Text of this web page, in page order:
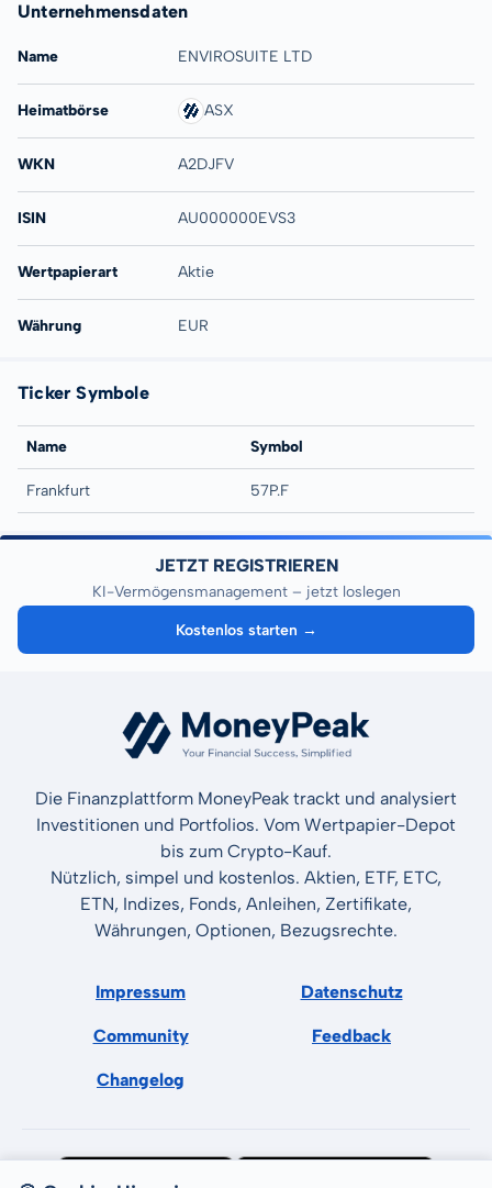
Unternehmensdaten
Name ENVIROSUITE LTD
Heimatbörse ASX
WKN A2DJFV
ISIN AU000000EVS3
Wertpapierart Aktie
Währung EUR
Ticker Symbole
Name Symbol
Frankfurt 57P.F
JETZT REGISTRIEREN
KI-Vermögensmanagement – jetzt loslegen
Kostenlos starten →
Die Finanzplattform MoneyPeak trackt und analysiert
Investitionen und Portfolios. Vom Wertpapier-Depot
bis zum Crypto-Kauf.
Nützlich, simpel und kostenlos. Aktien, ETF, ETC,
ETN, Indizes, Fonds, Anleihen, Zertifikate,
Währungen, Optionen, Bezugsrechte.
Impressum Datenschutz
Community Feedback
Changelog